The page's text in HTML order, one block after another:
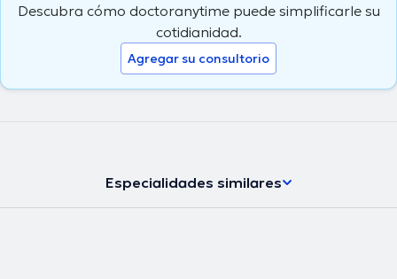
Descubra cómo doctoranytime puede simplificarle su
cotidianidad.
Agregar su consultorio
Especialidades similares